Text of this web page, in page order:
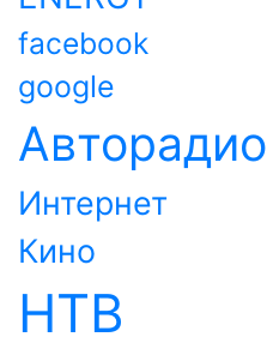
facebook
google
Авторадио
Интернет
Кино
НТВ